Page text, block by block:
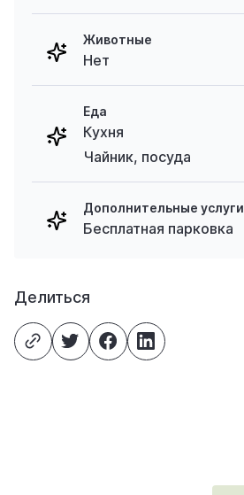
Животные
Нет
Еда
Кухня
Чайник, посуда
Дополнительные услуги
Бесплатная парковка
Делиться